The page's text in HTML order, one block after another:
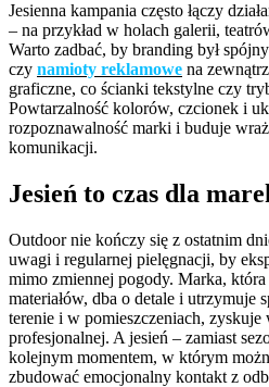
Jesienna kampania często łączy
– na przykład w holach galerii,
Warto zadbać, by branding był
czy namioty reklamowe na
graficzne, co ścianki tekstylne czy
Powtarzalność kolorów, czcionek i
rozpoznawalność marki i buduje
komunikacji.
Jesień to czas dla
Outdoor nie kończy się z ostatnim
uwagi i regularnej pielęgnacji, by
mimo zmiennej pogody. Marka,
materiałów, dba o detale i utrzymuje
terenie i w pomieszczeniach,
profesjonalnej. A jesień – zamiast
kolejnym momentem, w którym
zbudować emocjonalny kontakt z